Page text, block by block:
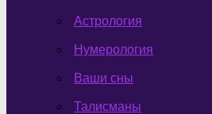
Астрология
Нумерология
Ваши сны
Талисманы